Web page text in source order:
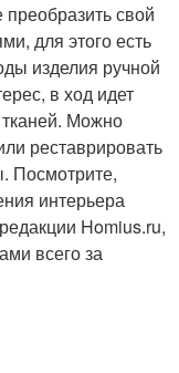
свой
для этого есть
изделия ручной
в ход идет
тканей. Можно
реставрировать
Посмотрите,
интерьера
Homius.ru,
всего за